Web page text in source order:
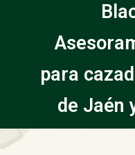
para
de Jaén